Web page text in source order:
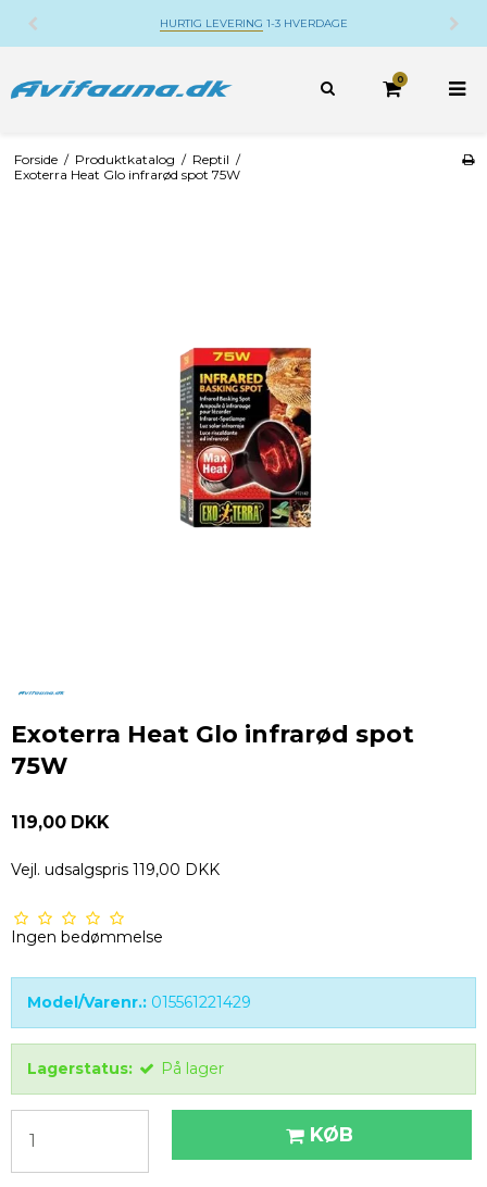
HURTIG LEVERING 1-3 HVERDAGE
0
Forside / Produktkatalog / Reptil /
Exoterra Heat Glo infrarød spot 75W
Exoterra Heat Glo infrarød spot
75W
119,00 DKK
Vejl. udsalgspris 119,00 DKK
Ingen bedømmelse
Model/Varenr.: 015561221429
Lagerstatus: På lager
KØB